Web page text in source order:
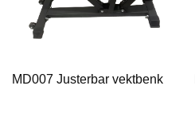
MD007 Justerbar vektbenk